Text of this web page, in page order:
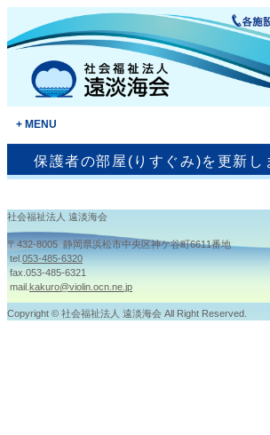
MENU
保護者の部屋(りすぐみ)を更新し
社会福祉法人 遠淡海会
〒432-8005 静岡県浜松市中央区神ケ谷町6611番地
tel. 053-485-6320
fax.053-485-6321
mail. kakuro@violin.ocn.ne.jp
Copyright © 社会福祉法人 遠淡海会 All Right Reserved.